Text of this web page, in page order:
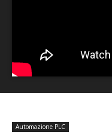
Automazione PLC